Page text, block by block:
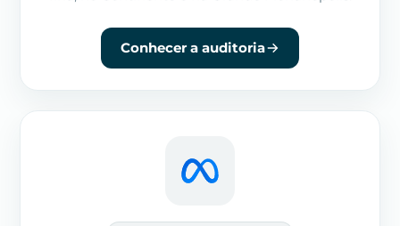
Conhecer a auditoria